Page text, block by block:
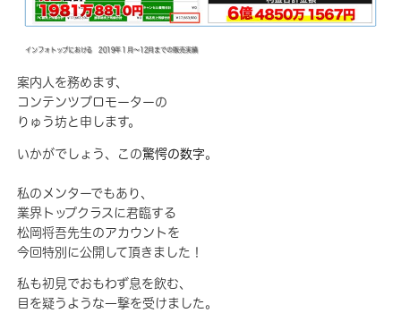
インフォトップにおける 2019年１月～12月までの販売実績
案内人を務めます、
コンテンツプロモーターの
りゅう坊と申します。
いかがでしょう、この驚愕の数字。
私のメンターでもあり、
業界トップクラスに君臨する
松岡将吾先生のアカウントを
今回特別に公開して頂きました！
私も初見でおもわず息を飲む、
目を疑うような一撃を受けました。